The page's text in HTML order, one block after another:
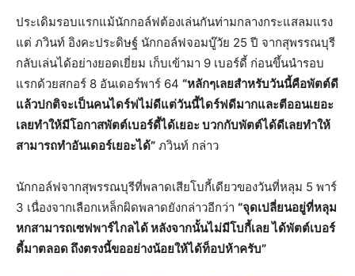
ประเดิมรอบแรกแม้นักกอล์ฟต้องเล่นกันท่ามกลางกระแสลมแรง
แต่ ภวินท์ อิงคะประดิษฐ์ นักกอล์ฟจอมบู๊วัย 25 ปี จากสุพรรณบุรี
กลับเล่นได้อย่างยอดเยี่ยม เก็บเข้ามา 9 เบอร์ดี้ ก่อนขึ้นนำรอบ
แรกด้วยสกอร์ 8 อันเดอร์พาร์ 64 “หลักๆเลยสำหรับวันนี้คือพัตต์ดี
แล้วปกติจะเป็นคนไดร์ฟไม่ดีแต่วันนี้ไดร์ฟดีมากและตีออนเยอะ
เลยทำให้มีโอกาสพัตต์เบอร์ดี้ได้เยอะ บวกกับพัตต์ได้ดีเลยทำให้
สามารถทำอันเดอร์เยอะได้” ภวินท์ กล่าว
นักกอล์ฟจากสุพรรณบุรีที่พลาดเสียโบกี้เดียวของวันที่หลุม 5 พาร์
3 เนื่องจากเลือกเหล็กผิดพลาดยังกล่าวอีกว่า “จุดเปลี่ยนอยู่ที่หลุม
หกสามารถเซฟพาร์ไกลได้ หลังจากนั้นไม่มีโบกี้เลย ได้พัตต์เบอร์
ดี้มาตลอด ถึงตรงนี้ขออย่างน้อยให้ได้ท็อปห้าครับ”